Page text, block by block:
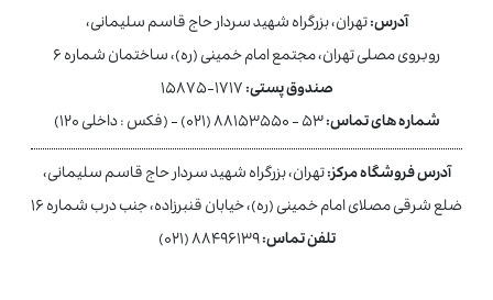
آدرس:تهران، بزرگراه شهید سردار حاج قاسم سلیمانی،
روبروی مصلی تهران، مجتمع امام خمینی (ره)، ساختمان شماره ۶
صندوق پستی:۱۷۱۷-۱۵۸۷۵
شماره های تماس:۵۳ - ۸۸۱۵۳۵۵۰ (۰۲۱) - (فکس : داخلی ۱۲۰)
آدرس فروشگاه مرکز:تهران، بزرگراه شهید سردار حاج قاسم سلیمانی،
ضلع شرقی مصلای امام خمینی (ره)، خیابان قنبرزاده، جنب درب شماره ۱۶
تلفن تماس:۸۸۴۹۶۱۳۹ (۰۲۱)